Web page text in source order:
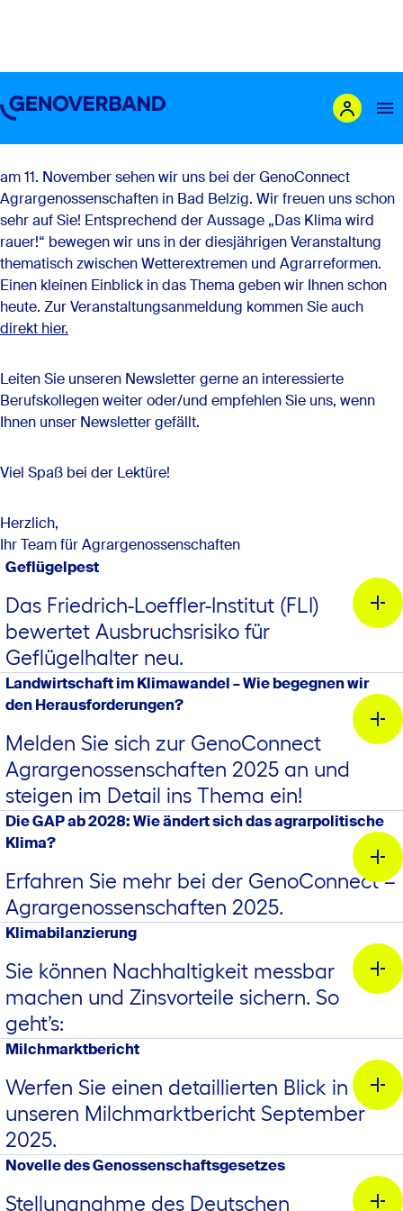
Das sind wir
Leistungen
Mitglieder
Genossenschaft gründen
Karriere
Newsroom
Liebe Mitglieder,
liebe Leserinnen und Leser,
am 11. November sehen wir uns bei der GenoConnect
Agrargenossenschaften in Bad Belzig. Wir freuen uns schon
sehr auf Sie! Entsprechend der Aussage „Das Klima wird
rauer!“ bewegen wir uns in der diesjährigen Veranstaltung
thematisch zwischen Wetterextremen und Agrarreformen.
Einen kleinen Einblick in das Thema geben wir Ihnen schon
heute. Zur Veranstaltungsanmeldung kommen Sie auch
direkt hier.
Leiten Sie unseren Newsletter gerne an interessierte
Berufskollegen weiter oder/und empfehlen Sie uns, wenn
Ihnen unser Newsletter gefällt.
Viel Spaß bei der Lektüre!
Herzlich,
Ihr Team für Agrargenossenschaften
Geflügelpest
Das Friedrich-Loeffler-Institut (FLI)
bewertet Ausbruchsrisiko für
Geflügelhalter neu.
Landwirtschaft im Klimawandel – Wie begegnen wir
den Herausforderungen?
Melden Sie sich zur GenoConnect
Agrargenossenschaften 2025 an und
steigen im Detail ins Thema ein!
Die diesjährige Eröffnungsveranstaltung der
Winterschulungen trägt den Titel „Das Klima wird rauer!“ –
übertragenen Sinne, das politische Klima in Sachen GAP.
Falk Böttcher, Agrarmeteorologe des
Wetterdienstes aus der Beratungsstelle Leipzig führt in dem
Vortrag „Landwirtschaft im Klimawandel – Wie begegnen wir
den Herausforderungen?“ in das komplexe Thema
Klimawandel ein. Was Sie in seinem Fachvortrag in
Paulinenhof erwartet, lesen Sie im Folgenden:
Die GAP ab 2028: Wie ändert sich das agrarpolitische
Klima?
Erfahren Sie mehr bei der GenoConnect –
Agrargenossenschaften 2025.
Klimabilanzierung
Sie können Nachhaltigkeit messbar
machen und Zinsvorteile sichern. So
geht’s:
Warum sich eine Klimabilanzierung jetzt lohnt
Milchmarktbericht
Werfen Sie einen detaillierten Blick in
unseren Milchmarktbericht September
2025.
Novelle des Genossenschaftsgesetzes
Stellungnahme des Deutschen